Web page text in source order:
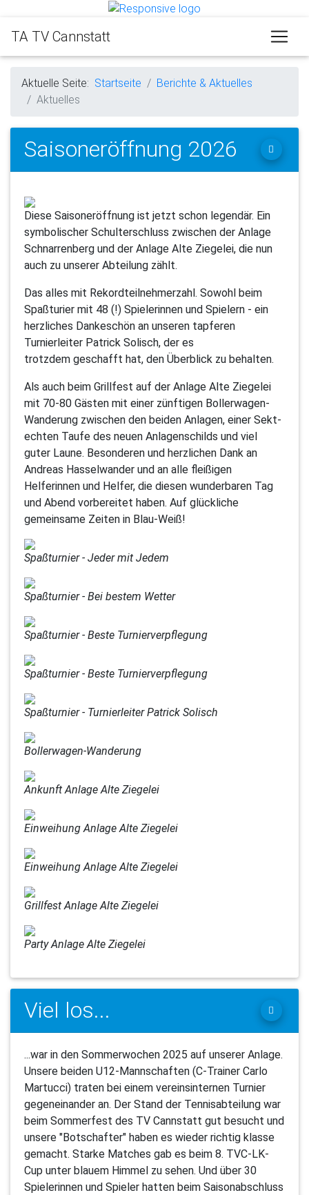
TA TV Cannstatt
Aktuelle Seite: Startseite
Berichte & Aktuelles
Aktuelles
Saisoneröffnung 2026
Diese Saisoneröffnung ist jetzt schon legendär. Ein
symbolischer Schulterschluss zwischen der Anlage
Schnarrenberg und der Anlage Alte Ziegelei, die nun
auch zu unserer Abteilung zählt.
Das alles mit Rekordteilnehmerzahl. Sowohl beim
Spaßturier mit 48 (!) Spielerinnen und Spielern - ein
herzliches Dankeschön an unseren tapferen
Turnierleiter Patrick Solisch, der es
trotzdem geschafft hat, den Überblick zu behalten.
Als auch beim Grillfest auf der Anlage Alte Ziegelei
mit 70-80 Gästen mit einer zünftigen Bollerwagen-
Wanderung zwischen den beiden Anlagen, einer Sekt-
echten Taufe des neuen Anlagenschilds und viel
guter Laune. Besonderen und herzlichen Dank an
Andreas Hasselwander und an alle fleißigen
Helferinnen und Helfer, die diesen wunderbaren Tag
und Abend vorbereitet haben. Auf glückliche
gemeinsame Zeiten in Blau-Weiß!
Spaßturnier - Jeder mit Jedem
Spaßturnier - Bei bestem Wetter
Spaßturnier - Beste Turnierverpflegung
Spaßturnier - Beste Turnierverpflegung
Spaßturnier - Turnierleiter Patrick Solisch
Bollerwagen-Wanderung
Ankunft Anlage Alte Ziegelei
Einweihung Anlage Alte Ziegelei
Einweihung Anlage Alte Ziegelei
Grillfest Anlage Alte Ziegelei
Party Anlage Alte Ziegelei
Viel los...
...war in den Sommerwochen 2025 auf unserer Anlage.
Unsere beiden U12-Mannschaften (C-Trainer Carlo
Martucci) traten bei einem vereinsinternen Turnier
gegeneinander an. Der Stand der Tennisabteilung war
beim Sommerfest des TV Cannstatt gut besucht und
unsere "Botschafter" haben es wieder richtig klasse
gemacht. Starke Matches gab es beim 8. TVC-LK-
Cup unter blauem Himmel zu sehen. Und über 30
Spielerinnen und Spieler hatten beim Saisonabschluss